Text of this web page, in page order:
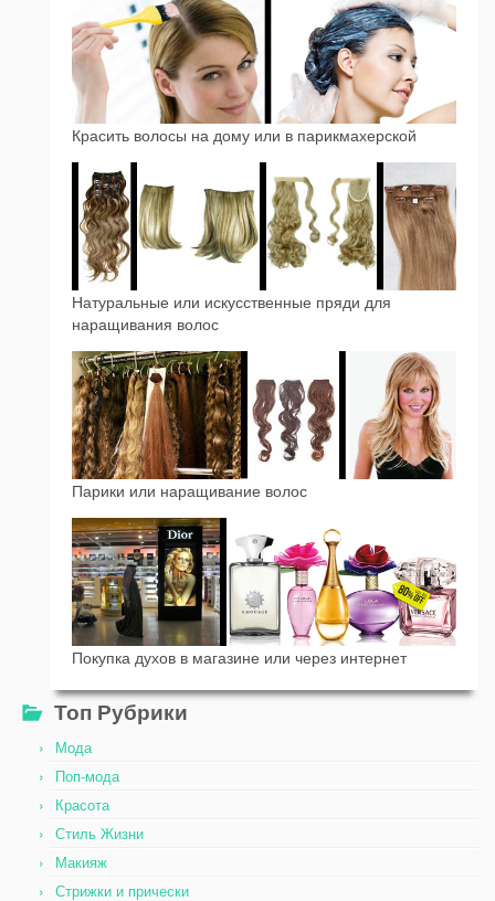
Красить волосы на дому или в парикмахерской
Натуральные или искусственные пряди для
наращивания волос
Парики или наращивание волос
Покупка духов в магазине или через интернет
Топ Рубрики
Мода
Поп-мода
Красота
Стиль Жизни
Макияж
Стрижки и прически